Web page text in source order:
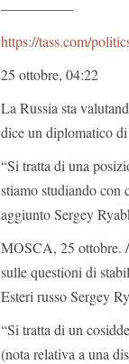
—————
https://tass.com/
25 ottobre, 04:22
La Russia sta
dice un diplomatico
“Si tratta di una
stiamo studiando con
aggiunto Sergey
MOSCA, 25 ottobre.
sulle questioni di
Esteri russo Sergey
“Si tratta di un
(nota relativa a una